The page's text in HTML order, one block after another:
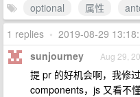
optional
属性
1 replies • 2019-08-29
sunjourney Aug 29,
提 pr 的好机会啊，我修
components，js 又看不